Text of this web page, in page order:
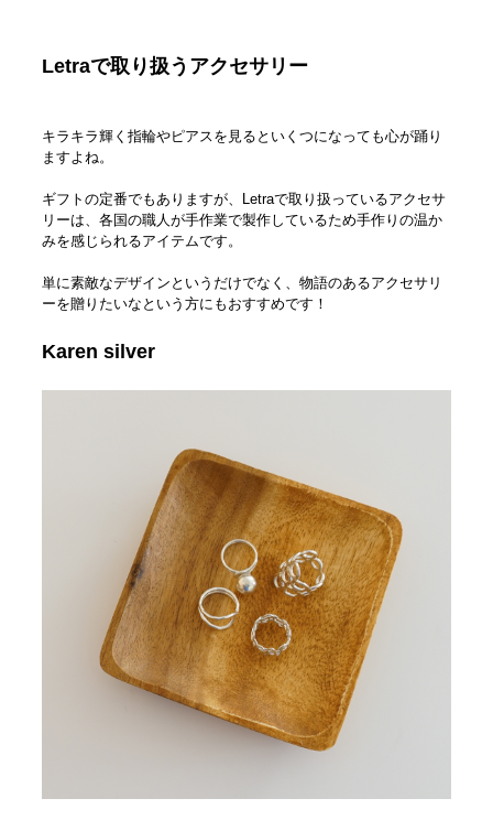
Letraで取り扱うアクセサリー
キラキラ輝く指輪やピアスを見るといくつになっても心が踊り
ますよね。
ギフトの定番でもありますが、Letraで取り扱っているアクセサ
リーは、各国の職人が手作業で製作しているため手作りの温か
みを感じられるアイテムです。
単に素敵なデザインというだけでなく、物語のあるアクセサリ
ーを贈りたいなという方にもおすすめです！
Karen silver